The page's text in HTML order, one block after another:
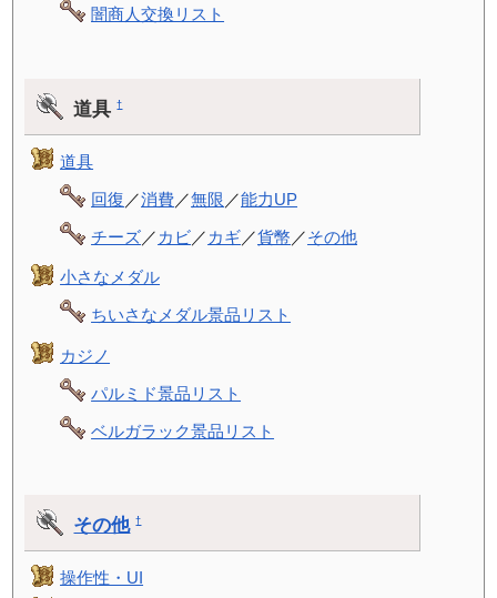
闇商人交換リスト
道具†
道具
回復 ／消費／無限 ／能力UP
チーズ／ カビ／ カギ／貨幣 ／その他
小さなメダル
ちいさなメダル景品リスト
カジノ
パルミド景品リスト
ベルガラック景品リスト
その他 †
操作性・UI